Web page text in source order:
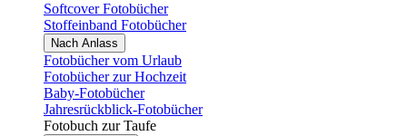
Softcover Fotobücher
Stoffeinband Fotobücher
Nach Anlass
Fotobücher vom Urlaub
Fotobücher zur Hochzeit
Baby-Fotobücher
Jahresrückblick-Fotobücher
Fotobuch zur Taufe